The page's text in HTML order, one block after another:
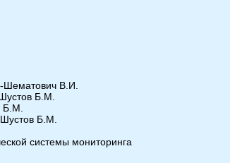
Шематович В.И.
Б.М.
Б.М.
системы мониторинга